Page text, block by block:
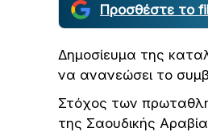
Προσθέστε το
Δημοσίευμα της
να ανανεώσει το
Στόχος των
της Σαουδικής